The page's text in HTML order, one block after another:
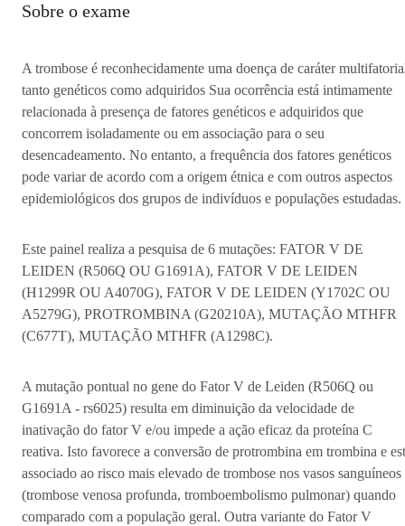
Sobre o exame
A trombose é reconhecidamente uma doença de caráter
tanto genéticos como adquiridos Sua ocorrência está intimamente
relacionada à presença de fatores genéticos e adquiridos que
concorrem isoladamente ou em associação para o seu
desencadeamento. No entanto, a frequência dos fatores genéticos
pode variar de acordo com a origem étnica e com outros aspectos
epidemiológicos dos grupos de indivíduos e populações estudadas.
Este painel realiza a pesquisa de 6 mutações: FATOR V DE
LEIDEN (R506Q OU G1691A), FATOR V DE LEIDEN
(H1299R OU A4070G), FATOR V DE LEIDEN (Y1702C OU
A5279G), PROTROMBINA (G20210A), MUTAÇÃO MTHFR
(C677T), MUTAÇÃO MTHFR (A1298C).
A mutação pontual no gene do Fator V de Leiden (R506Q ou
G1691A - rs6025) resulta em diminuição da velocidade de
inativação do fator V e/ou impede a ação eficaz da proteína C
reativa. Isto favorece a conversão de protrombina em trombina e
associado ao risco mais elevado de trombose nos vasos sanguíneos
(trombose venosa profunda, tromboembolismo pulmonar) quando
comparado com a população geral. Outra variante do Fator V